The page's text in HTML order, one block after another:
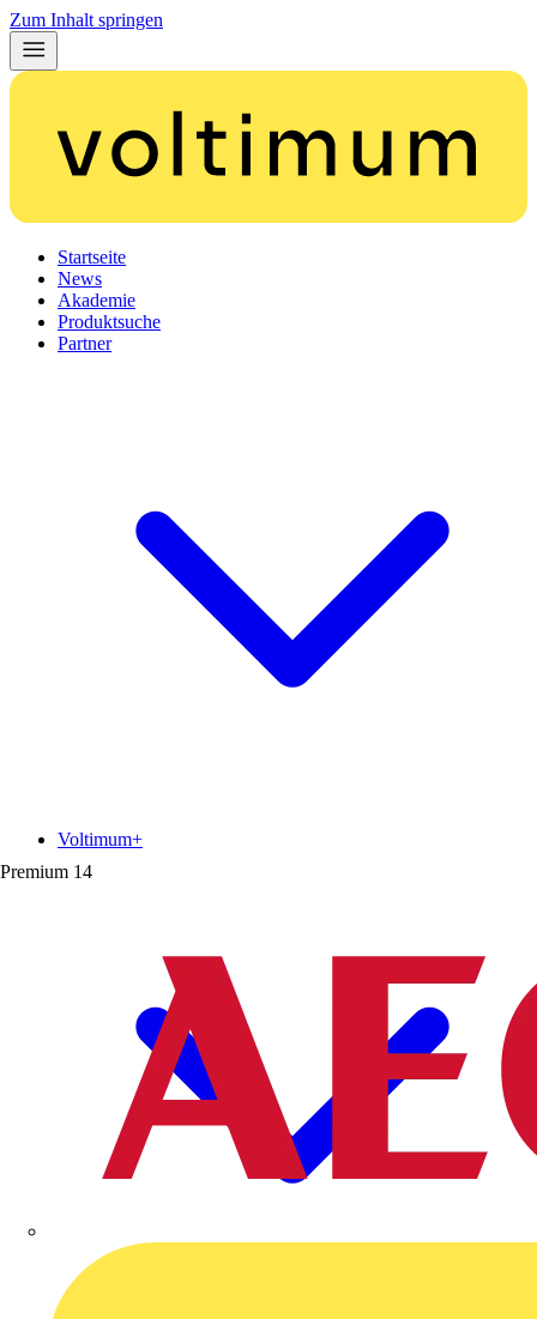
Zum Inhalt springen
Startseite
News
Akademie
Produktsuche
Partner
Premium 14
Voltimum+